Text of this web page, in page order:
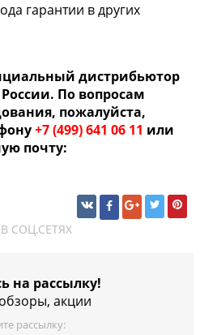
гарантии в других
дистрибьютор
По вопросам
пожалуйста,
+7 (499) 641 06 11 или
почту:
СОЦ.СЕТЯХ
на рассылку!
акции
рассылку: